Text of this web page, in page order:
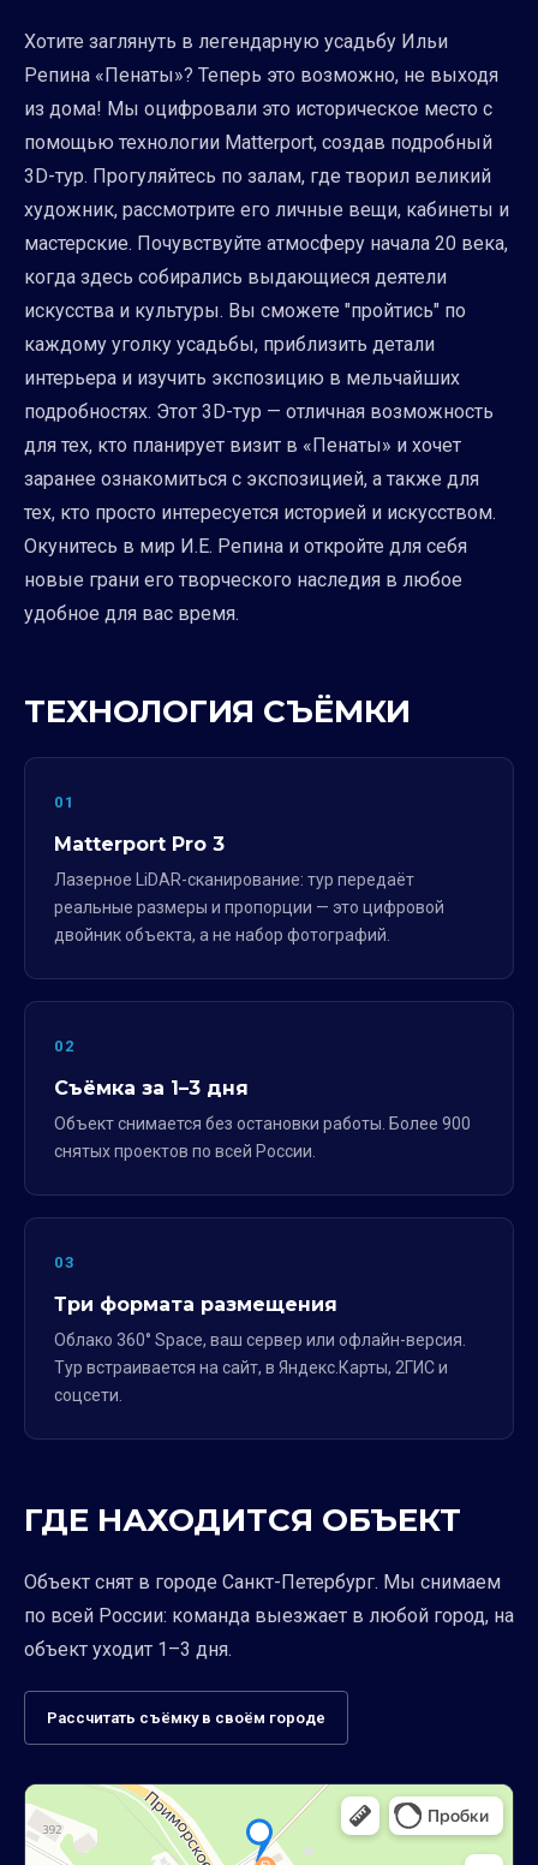
Хотите заглянуть в легендарную усадьбу Ильи
Репина «Пенаты»? Теперь это возможно, не выходя
из дома! Мы оцифровали это историческое место с
помощью технологии Matterport, создав подробный
3D-тур. Прогуляйтесь по залам, где творил великий
художник, рассмотрите его личные вещи, кабинеты и
мастерские. Почувствуйте атмосферу начала 20 века,
когда здесь собирались выдающиеся деятели
искусства и культуры. Вы сможете "пройтись" по
каждому уголку усадьбы, приблизить детали
интерьера и изучить экспозицию в мельчайших
подробностях. Этот 3D-тур — отличная возможность
для тех, кто планирует визит в «Пенаты» и хочет
заранее ознакомиться с экспозицией, а также для
тех, кто просто интересуется историей и искусством.
Окунитесь в мир И.Е. Репина и откройте для себя
новые грани его творческого наследия в любое
удобное для вас время.
ТЕХНОЛОГИЯ СЪЁМКИ
01
Matterport Pro 3
Лазерное LiDAR-сканирование: тур передаёт
реальные размеры и пропорции — это цифровой
двойник объекта, а не набор фотографий.
02
Съёмка за 1–3 дня
Объект снимается без остановки работы. Более 900
снятых проектов по всей России.
03
Три формата размещения
Облако 360° Space, ваш сервер или офлайн-версия.
Тур встраивается на сайт, в Яндекс.Карты, 2ГИС и
соцсети.
ГДЕ НАХОДИТСЯ ОБЪЕКТ
Объект снят в городе Санкт-Петербург. Мы снимаем
по всей России: команда выезжает в любой город, на
объект уходит 1–3 дня.
Рассчитать съёмку в своём городе